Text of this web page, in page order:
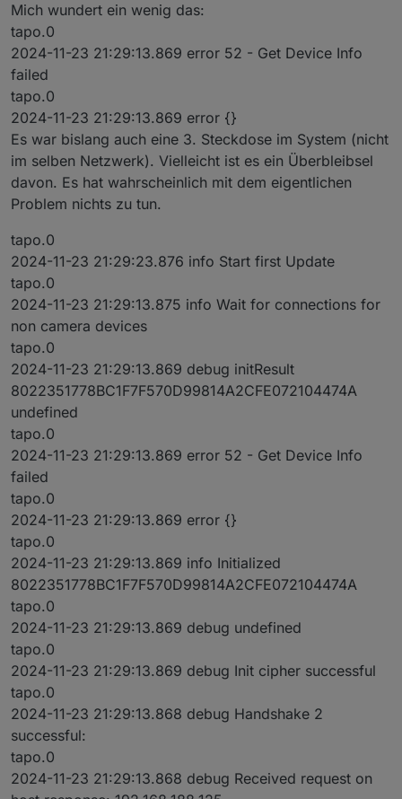
Mich wundert ein wenig das:
tapo.0
2024-11-23 21:29:13.869 error 52 - Get Device Info
failed
tapo.0
2024-11-23 21:29:13.869 error {}
Es war bislang auch eine 3. Steckdose im System (nicht
im selben Netzwerk). Vielleicht ist es ein Überbleibsel
davon. Es hat wahrscheinlich mit dem eigentlichen
Problem nichts zu tun.
tapo.0
2024-11-23 21:29:23.876 info Start first Update
tapo.0
2024-11-23 21:29:13.875 info Wait for connections for
non camera devices
tapo.0
2024-11-23 21:29:13.869 debug initResult
8022351778BC1F7F570D99814A2CFE072104474A
undefined
tapo.0
2024-11-23 21:29:13.869 error 52 - Get Device Info
failed
tapo.0
2024-11-23 21:29:13.869 error {}
tapo.0
2024-11-23 21:29:13.869 info Initialized
8022351778BC1F7F570D99814A2CFE072104474A
tapo.0
2024-11-23 21:29:13.869 debug undefined
tapo.0
2024-11-23 21:29:13.869 debug Init cipher successful
tapo.0
2024-11-23 21:29:13.868 debug Handshake 2
successful:
tapo.0
2024-11-23 21:29:13.868 debug Received request on